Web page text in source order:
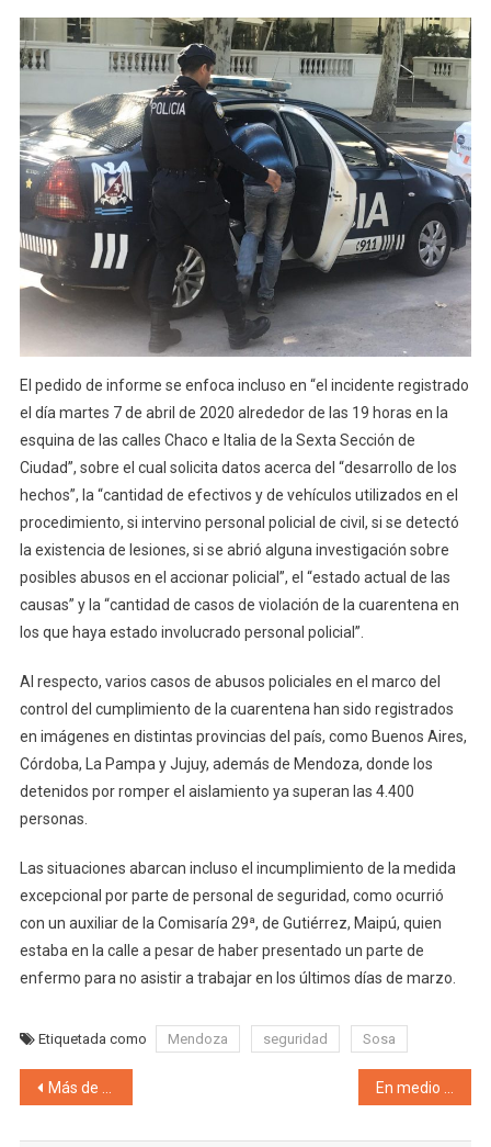
El pedido de informe se enfoca incluso en “el incidente registrado
el día martes 7 de abril de 2020 alrededor de las 19 horas en la
esquina de las calles Chaco e Italia de la Sexta Sección de
Ciudad”, sobre el cual solicita datos acerca del “desarrollo de los
hechos”, la “cantidad de efectivos y de vehículos utilizados en el
procedimiento, si intervino personal policial de civil, si se detectó
la existencia de lesiones, si se abrió alguna investigación sobre
posibles abusos en el accionar policial”, el “estado actual de las
causas” y la “cantidad de casos de violación de la cuarentena en
los que haya estado involucrado personal policial”.
Al respecto, varios casos de abusos policiales en el marco del
control del cumplimiento de la cuarentena han sido registrados
en imágenes en distintas provincias del país, como Buenos Aires,
Córdoba, La Pampa y Jujuy, además de Mendoza, donde los
detenidos por romper el aislamiento ya superan las 4.400
personas.
Las situaciones abarcan incluso el incumplimiento de la medida
excepcional por parte de personal de seguridad, como ocurrió
con un auxiliar de la Comisaría 29ª, de Gutiérrez, Maipú, quien
estaba en la calle a pesar de haber presentado un parte de
enfermo para no asistir a trabajar en los últimos días de marzo.
Etiquetada como Mendoza seguridad Sosa
Navegación de entradas
Más de 15 días abandonados en la Terminal de Mendoza: Cosecheros y sus familias a la intemperie esperando regresar a sus hogares En medio de la revuelta de la pandemia y por debajo de la alfombra, Suarez desempolva al ex ministro Giacchi, acusado por violencia de género